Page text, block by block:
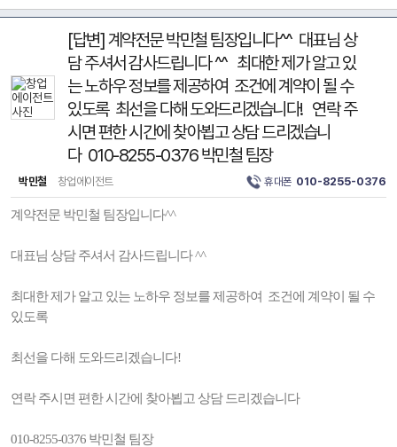
[답변] 계약전문 박민철 팀장입니다^^ 대표님 상
담 주셔서 감사드립니다 ^^ 최대한 제가 알고 있
는 노하우 정보를 제공하여 조건에 계약이 될 수
있도록 최선을 다해 도와드리겠습니다! 연락 주
시면 편한 시간에 찾아뵙고 상담 드리겠습니
다 010-8255-0376 박민철 팀장
박민철 창업에이전트 휴대폰 010-8255-0376
계약전문 박민철 팀장입니다^^
대표님 상담 주셔서 감사드립니다 ^^
최대한 제가 알고 있는 노하우 정보를 제공하여 조건에 계약이 될 수
있도록
최선을 다해 도와드리겠습니다!
연락 주시면 편한 시간에 찾아뵙고 상담 드리겠습니다
010-8255-0376 박민철 팀장